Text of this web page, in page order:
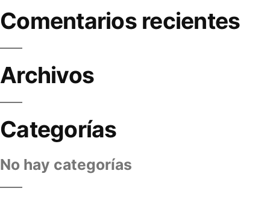
Comentarios recientes
Archivos
Categorías
No hay categorías